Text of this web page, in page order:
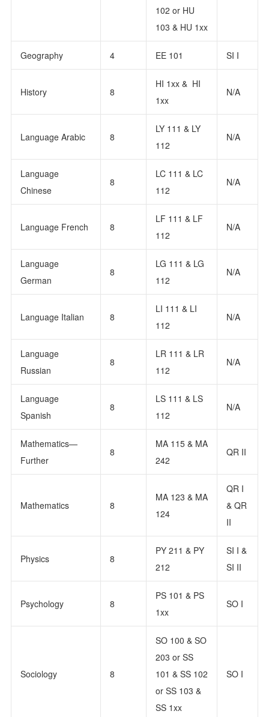
102 or HU
103 & HU 1xx
Geography 4 EE 101 SI I
History 8
HI 1xx & HI
1xx
N/A
Language Arabic 8
LY 111 & LY
112
N/A
Language
Chinese
8
LC 111 & LC
112
N/A
Language French 8
LF 111 & LF
112
N/A
Language
German
8
LG 111 & LG
112
N/A
Language Italian 8
LI 111 & LI
112
N/A
Language
Russian
8
LR 111 & LR
112
N/A
Language
Spanish
8
LS 111 & LS
112
N/A
Mathematics—
Further
8
MA 115 & MA
242
QR II
Mathematics 8
MA 123 & MA
124
QR I
& QR
II
Physics 8
PY 211 & PY
212
SI I &
SI II
Psychology 8
PS 101 & PS
1xx
SO I
Sociology 8
SO 100 & SO
203 or SS
101 & SS 102
or SS 103 &
SS 1xx
SO I